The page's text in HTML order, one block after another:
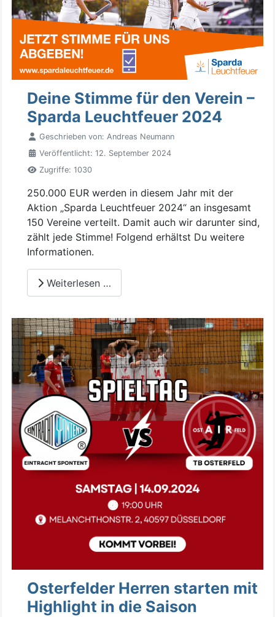
Deine Stimme für den Verein –
Sparda Leuchtfeuer 2024
Geschrieben von: Andreas Neumann
Veröffentlicht: 12. September 2024
Zugriffe: 1030
250.000 EUR werden in diesem Jahr mit der
Aktion „Sparda Leuchtfeuer 2024“ an insgesamt
150 Vereine verteilt. Damit auch wir darunter sind,
zählt jede Stimme! Folgend erhältst Du weitere
Informationen.
Weiterlesen …
Osterfelder Herren starten mit
Highlight in die Saison